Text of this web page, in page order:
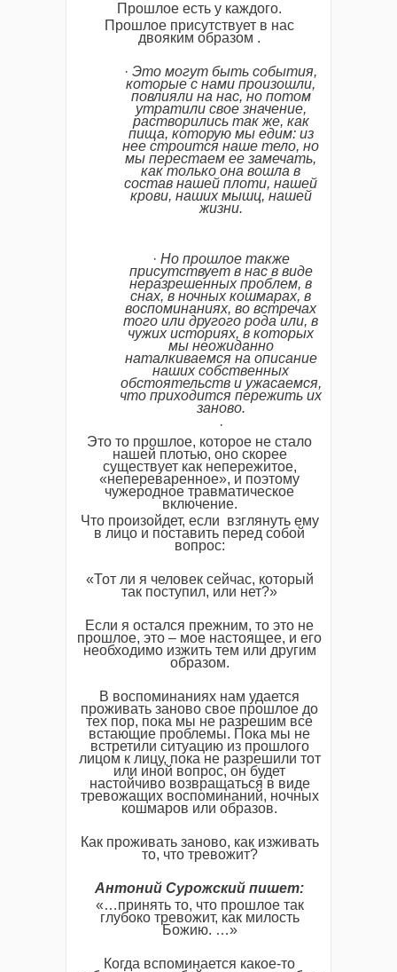
Прошлое есть у каждого.
Прошлое присутствует в нас
двояким образом .
· Это могут быть события,
которыес нами произошли,
повлияли на нас,но потом
утратили свое значение,
растворились так же, как
пища, которую мы едим: из
нее строится наше тело, но
мы перестаем ее замечать,
кактолько она вошла в
состав нашей плоти, нашей
крови, нашихмышц, нашей
жизни.
· Но прошлое также
присутствует в нас в виде
неразрешенныхпроблем, в
снах,в ночныхкошмарах, в
воспоминаниях, во встречах
того или другого родаили, в
чужихисториях, в которых
мы неожиданно
наталкиваемся на описание
нашихсобственных
обстоятельств и ужасаемся,
что приходится пережить их
заново.
·
Это то прошлое, которое не стало
нашей плотью, оно скорее
существует как непережитое,
«непереваренное», и поэтому
чужеродное травматическое
включение.
Что произойдет, если взглянуть ему
в лицо и поставить перед собой
вопрос:
«Тот ли я человек сейчас, который
так поступил, или нет?»
Если я остался прежним, то это не
прошлое, это – мое настоящее, и его
необходимо изжить тем или другим
образом.
В воспоминаниях нам удается
проживать заново свое прошлое до
тех пор, пока мы не разрешим все
встающие проблемы. Пока мы не
встретили ситуацию из прошлого
лицом к лицу, пока не разрешили тот
или иной вопрос, он будет
настойчиво возвращаться в виде
тревожащих воспоминаний, ночных
кошмаров или образов.
Как проживать заново, как изживать
то, что тревожит?
Антоний Сурожский пишет:
«…принять то, что прошлое так
глубоко тревожит, как милость
Божию. …»
Когда вспоминается какое-то